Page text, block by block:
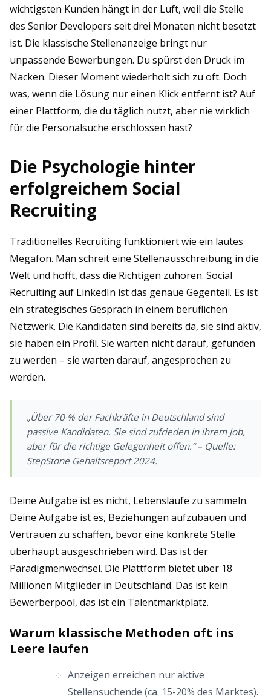
wichtigsten Kunden hängt in der Luft, weil die Stelle
des Senior Developers seit drei Monaten nicht besetzt
ist. Die klassische Stellenanzeige bringt nur
unpassende Bewerbungen. Du spürst den Druck im
Nacken. Dieser Moment wiederholt sich zu oft. Doch
was, wenn die Lösung nur einen Klick entfernt ist? Auf
einer Plattform, die du täglich nutzt, aber nie wirklich
für die Personalsuche erschlossen hast?
Die Psychologie hinter
erfolgreichem Social
Recruiting
Traditionelles Recruiting funktioniert wie ein lautes
Megafon. Man schreit eine Stellenausschreibung in die
Welt und hofft, dass die Richtigen zuhören. Social
Recruiting auf LinkedIn ist das genaue Gegenteil. Es ist
ein strategisches Gespräch in einem beruflichen
Netzwerk. Die Kandidaten sind bereits da, sie sind aktiv,
sie haben ein Profil. Sie warten nicht darauf, gefunden
zu werden – sie warten darauf, angesprochen zu
werden.
„Über 70 % der Fachkräfte in Deutschland sind
passive Kandidaten. Sie sind zufrieden in ihrem Job,
aber für die richtige Gelegenheit offen.“ – Quelle:
StepStone Gehaltsreport 2024.
Deine Aufgabe ist es nicht, Lebensläufe zu sammeln.
Deine Aufgabe ist es, Beziehungen aufzubauen und
Vertrauen zu schaffen, bevor eine konkrete Stelle
überhaupt ausgeschrieben wird. Das ist der
Paradigmenwechsel. Die Plattform bietet über 18
Millionen Mitglieder in Deutschland. Das ist kein
Bewerberpool, das ist ein Talentmarktplatz.
Warum klassische Methoden oft ins
Leere laufen
Anzeigen erreichen nur aktive
Stellensuchende (ca. 15-20% des Marktes).